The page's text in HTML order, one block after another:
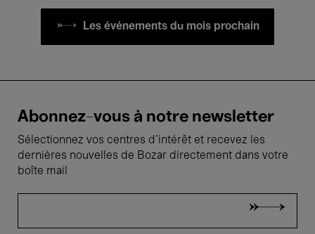
Les événements du mois prochain
Abonnez-vous à notre newsletter
Sélectionnez vos centres d'intérêt et recevez les
dernières nouvelles de Bozar directement dans votre
boîte mail